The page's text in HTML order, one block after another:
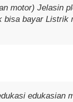
motor) Jelasin
bisa bayar Listrik
edukasian